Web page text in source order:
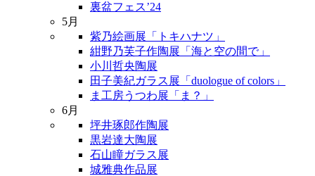
裏盆フェス’24
5月
紫乃絵画展「トキハナツ」
紺野乃芙子作陶展「海と空の間で」
小川哲央陶展
田子美紀ガラス展「duologue of colors」
ま工房うつわ展「ま？」
6月
坪井琢郎作陶展
黒岩達大陶展
石山瞳ガラス展
城雅典作品展